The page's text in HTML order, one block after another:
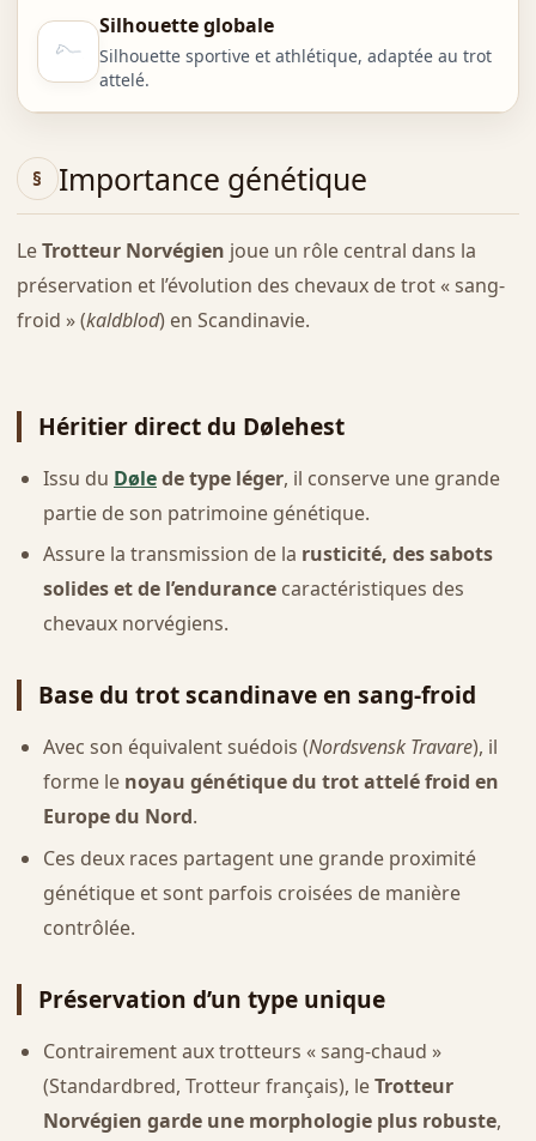
Silhouette globale
Silhouette sportive et athlétique, adaptée au trot
attelé.
Importance génétique
LeTrotteur Norvégien joue un rôle central dans la
préservation et l’évolution des chevaux de trot « sang-
froid » (kaldblod) en Scandinavie.
Héritier direct du Dølehest
Issu du Dølede type léger, il conserve une grande
partie de son patrimoine génétique.
Assure la transmission de la rusticité, des sabots
solides et de l’endurancecaractéristiques des
chevaux norvégiens.
Base du trot scandinave en sang-froid
Avec son équivalent suédois (Nordsvensk Travare), il
forme le noyau génétique du trot attelé froid en
Europe du Nord.
Ces deux races partagent une grande proximité
génétique et sont parfois croisées de manière
contrôlée.
Préservation d’un type unique
Contrairement aux trotteurs « sang-chaud »
(Standardbred, Trotteur français), leTrotteur
Norvégien garde une morphologie plus robuste,